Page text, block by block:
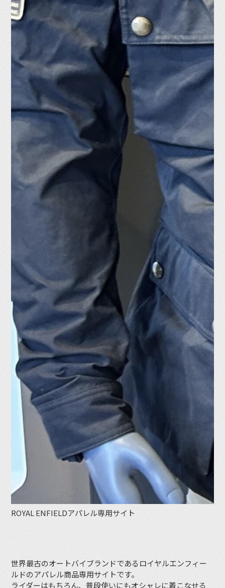
ROYAL ENFIELDアパレル専用サイト
世界最古のオートバイブランドであるロイヤルエンフィー
ルドのアパレル商品専用サイトです。
ライダーはもちろん、普段使いにもオシャレに着こなせる